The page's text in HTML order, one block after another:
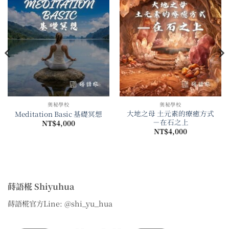
奧秘學校
Meditation Basic 基礎冥想
NT$4,000
奧秘學校
大地之母 土元素的療癒方式
－在石之上
NT$4,000
蒔語椛 Shiyuhua
蒔語椛官方Line: @shi_yu_hua